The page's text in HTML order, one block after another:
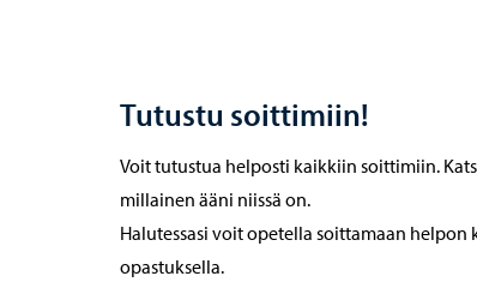
Tutustu soittimiin!
Voit tutustua helposti kaikkiin soittimiin.
millainen ääni niissä on.
Halutessasi voit opetella soittamaan
opastuksella.